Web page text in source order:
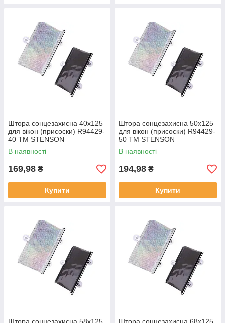
Штора сонцезахисна 40х125
для вікон (присоски) R94429-
40 ТМ STENSON
В наявності
169,98 ₴
Купити
Штора сонцезахисна 50х125
для вікон (присоски) R94429-
50 ТМ STENSON
В наявності
194,98 ₴
Купити